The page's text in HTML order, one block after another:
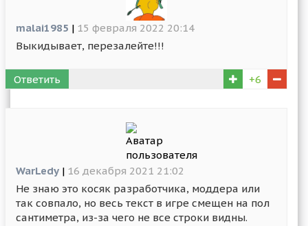
malai1985 | 15 февраля 2022 20:14
Выкидывает, перезалейте!!!
Ответить +6
WarLedy | 16 декабря 2021 21:02
Не знаю это косяк разработчика, моддера или
так совпало, но весь текст в игре смещен на пол
сантиметра, из-за чего не все строки видны.